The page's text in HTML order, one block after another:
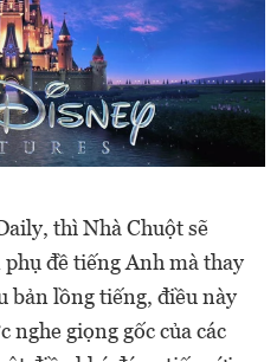
thì Nhà Chuột sẽ
đề tiếng Anh mà thay
bản lồng tiếng, điều này
giọng gốc của các